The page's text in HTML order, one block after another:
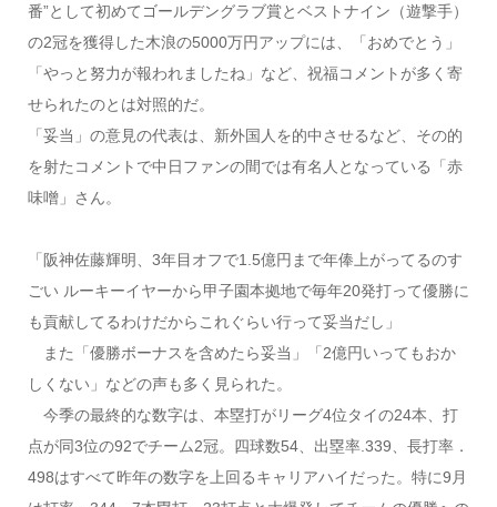
番”として初めてゴールデングラブ賞とベストナイン（遊撃手）
の2冠を獲得した木浪の5000万円アップには、「おめでとう」
「やっと努力が報われましたね」など、祝福コメントが多く寄
せられたのとは対照的だ。
「妥当」の意見の代表は、新外国人を的中させるなど、その的
を射たコメントで中日ファンの間では有名人となっている「赤
味噌」さん。
「阪神佐藤輝明、3年目オフで1.5億円まで年俸上がってるのす
ごい ルーキーイヤーから甲子園本拠地で毎年20発打って優勝に
も貢献してるわけだからこれぐらい行って妥当だし」
また「優勝ボーナスを含めたら妥当」「2億円いってもおか
しくない」などの声も多く見られた。
今季の最終的な数字は、本塁打がリーグ4位タイの24本、打
点が同3位の92でチーム2冠。四球数54、出塁率.339、長打率．
498はすべて昨年の数字を上回るキャリアハイだった。特に9月